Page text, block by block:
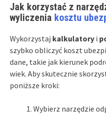
Jak korzystać z
wyliczenia kosztu
Wykorzystaj kalkulatory i
szybko obliczyć koszt
dane, takie jak kierunek
wiek. Aby skutecznie
poniższe kroki:
Wybierz narzędzie